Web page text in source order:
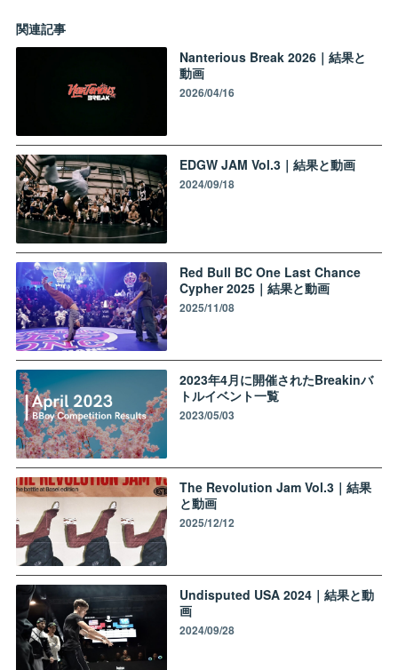
関連記事
Nanterious Break 2026｜結果と
動画
2026/04/16
EDGW JAM Vol.3｜結果と動画
2024/09/18
Red Bull BC One Last Chance
Cypher 2025｜結果と動画
2025/11/08
2023年4月に開催されたBreakinバ
トルイベント一覧
2023/05/03
The Revolution Jam Vol.3｜結果
と動画
2025/12/12
Undisputed USA 2024｜結果と動
画
2024/09/28